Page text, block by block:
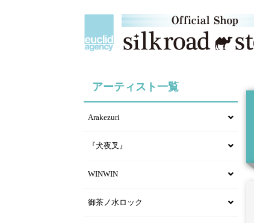
アーティスト一覧
Arakezuri
『犬夜叉』
WINWIN
御茶ノ水ロック